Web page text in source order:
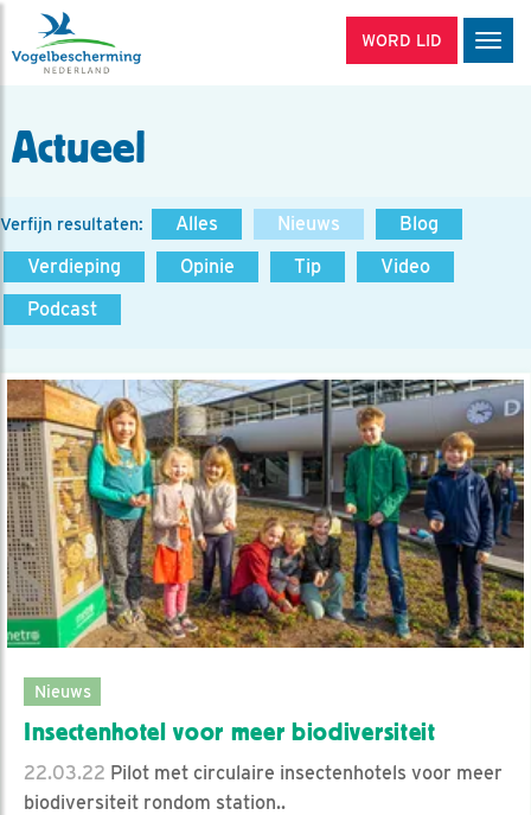
WORD LID
Actueel
Verfijn resultaten: Alles Nieuws
Blog
Verdieping
Opinie Tip
Video
Podcast
Nieuws
Insectenhotel voor meer biodiversiteit
22.03.22 Pilot met circulaire insectenhotels voor meer
biodiversiteit rondom station..